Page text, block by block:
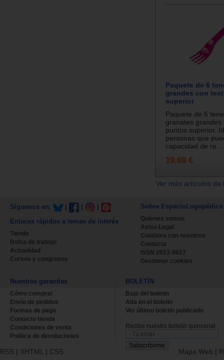
Paquete de 6
grandes con
superior
Paquete de 6
granates grandes
puntos superior.
personas que
capacidad de re...
19.69 €
Ver más artículos
Síguenos en:
Enlaces rápidos a temas de interés
Tienda
Bolsa de trabajo
Actualidad
Cursos y congresos
Sobre EspacioLogopédico
Quienes somos
Aviso Legal
Colabora con nosotros
Contacta
ISSN 2013-0627
Gestionar cookies
Nuestras garantías
Cómo comprar
Envío de pedidos
Formas de pago
Contacto tienda
Condiciones de venta
Política de devoluciones
BOLETÍN
Baja del boletin
Alta en el boletin
Ver último boletin publicado
Recibe nuestro boletín quincenal.
RSS | XHTML | CSS Mapa Web |